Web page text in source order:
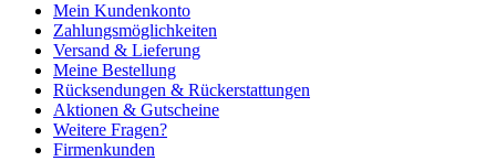
Mein Kundenkonto
Zahlungsmöglichkeiten
Versand & Lieferung
Meine Bestellung
Rücksendungen & Rückerstattungen
Aktionen & Gutscheine
Weitere Fragen?
Firmenkunden